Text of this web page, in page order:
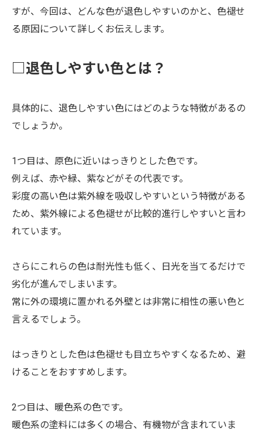
すが、今回は、どんな色が退色しやすいのかと、色褪せ
る原因について詳しくお伝えします。
□退色しやすい色とは？
具体的に、退色しやすい色にはどのような特徴があるの
でしょうか。
1つ目は、原色に近いはっきりとした色です。
例えば、赤や緑、紫などがその代表です。
彩度の高い色は紫外線を吸収しやすいという特徴がある
ため、紫外線による色褪せが比較的進行しやすいと言わ
れています。
さらにこれらの色は耐光性も低く、日光を当てるだけで
劣化が進んでしまいます。
常に外の環境に置かれる外壁とは非常に相性の悪い色と
言えるでしょう。
はっきりとした色は色褪せも目立ちやすくなるため、避
けることをおすすめします。
2つ目は、暖色系の色です。
暖色系の塗料には多くの場合、有機物が含まれていま